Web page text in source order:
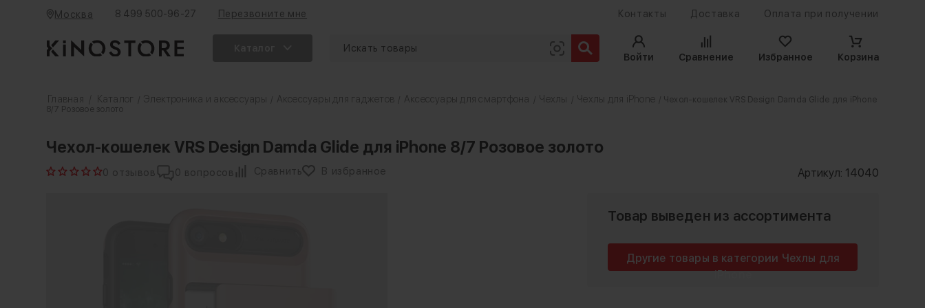
Москва 8 499 500-96-27 Перезвоните мне Контакты Доставка Оплата при получении
Войти
Сравнение Избранное Корзина
Главная Каталог Электроника и аксессуары Аксессуары для гаджетов Аксессуары для смартфона Чехлы Чехлы для iPhone
/ Чехол-кошелек VRS Design Damda Glide для iPhone
8/7 Розовое золото
Чехол-кошелек VRS Design Damda Glide для iPhone 8/7 Розовое золото
0 отзывов 0 вопросов Сравнить В избранное Артикул: 14040
Товар выведен из ассортимента
Другие товары в категории Чехлы для
iPhone